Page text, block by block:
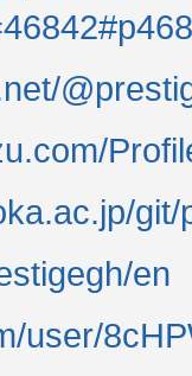
git/
en
user/